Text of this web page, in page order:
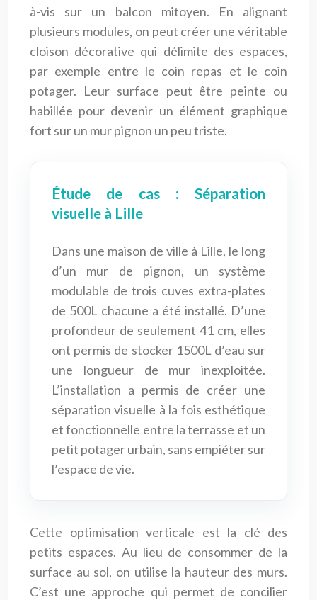
à-vis sur un balcon mitoyen. En alignant
plusieurs modules, on peut créer une véritable
cloison décorative qui délimite des espaces,
par exemple entre le coin repas et le coin
potager. Leur surface peut être peinte ou
habillée pour devenir un élément graphique
fort sur un mur pignon un peu triste.
Étude de cas : Séparation
visuelle à Lille
Dans une maison de ville à Lille, le long
d’un mur de pignon, un système
modulable de trois cuves extra-plates
de 500L chacune a été installé. D’une
profondeur de seulement 41 cm, elles
ont permis de stocker 1500L d’eau sur
une longueur de mur inexploitée.
L’installation a permis de créer une
séparation visuelle à la fois esthétique
et fonctionnelle entre la terrasse et un
petit potager urbain, sans empiéter sur
l’espace de vie.
Cette optimisation verticale est la clé des
petits espaces. Au lieu de consommer de la
surface au sol, on utilise la hauteur des murs.
C’est une approche qui permet de concilier